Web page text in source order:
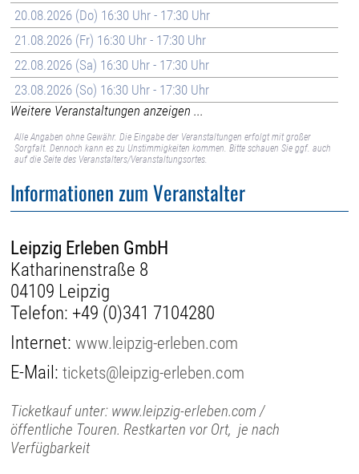
20.08.2026 (Do) 16:30 Uhr - 17:30 Uhr
21.08.2026 (Fr) 16:30 Uhr - 17:30 Uhr
22.08.2026 (Sa) 16:30 Uhr - 17:30 Uhr
23.08.2026 (So) 16:30 Uhr - 17:30 Uhr
Weitere Veranstaltungen anzeigen ...
Alle Angaben ohne Gewähr. Die Eingabe der Veranstaltungen erfolgt mit großer
Sorgfalt. Dennoch kann es zu Unstimmigkeiten kommen. Bitte schauen Sie ggf. auch
auf die Seite des Veranstalters/Veranstaltungsortes.
Informationen zum Veranstalter
Leipzig Erleben GmbH
Katharinenstraße 8
04109 Leipzig
Telefon: +49 (0)341 7104280
Internet:www.leipzig-erleben.com
E-Mail:tickets@leipzig-erleben.com
Ticketkauf unter: www.leipzig-erleben.com /
öffentliche Touren. Restkarten vor Ort, je nach
Verfügbarkeit